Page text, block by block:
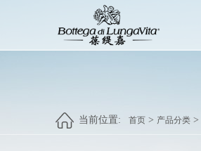
当前位置: 首页 > 产品分类 >